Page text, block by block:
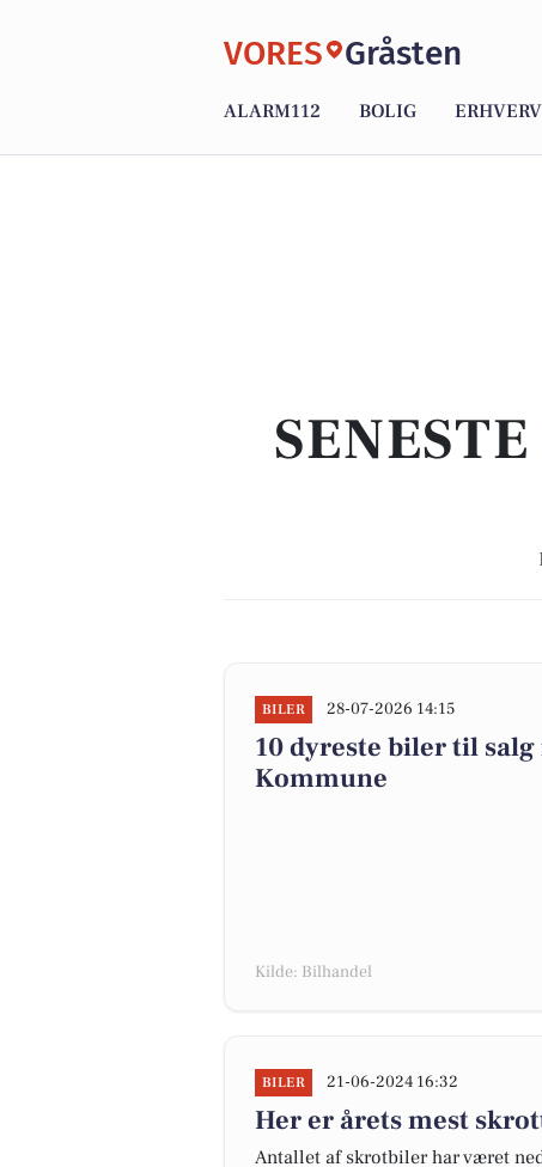
VORES Gråsten
ALARM112 BOLIG ERHVERV
BILER 28-07-2026 14:15
10 dyreste biler til
Kommune
Kilde: Bilhandel
BILER 21-06-2024 16:32
Her er årets mest
Antallet af skrotbiler har været